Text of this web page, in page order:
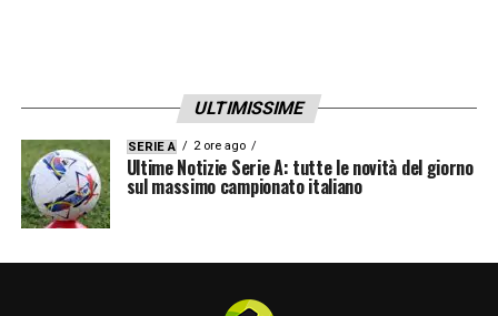
ULTIMISSIME
SERIE A 2 ore ago
Ultime Notizie Serie A: tutte le novità del giorno
sul massimo campionato italiano